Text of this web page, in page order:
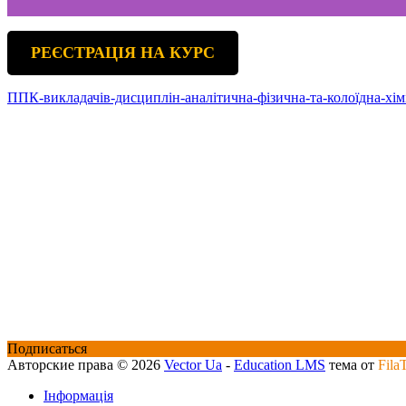
РЕЄСТРАЦІЯ НА КУРС
ППК-викладачів-дисциплін-аналітична-фізична-та-колоїдна-
Подписаться
Авторские права © 2026 Vector Ua - Education LMS тема от
Інформація